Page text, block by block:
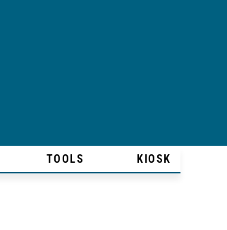
TOOLS KIOSK